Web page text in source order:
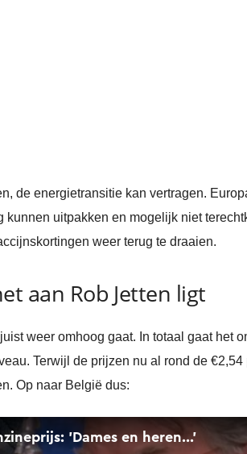
de energietransitie kan vertragen.
uitpakken en mogelijk niet
weer terug te draaien.
aan Rob Jetten ligt
weer omhoog gaat. In totaal gaat het
Terwijl de prijzen nu al rond de
Op naar België dus: